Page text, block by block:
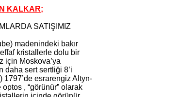
KALKAR;
SATIŞIMIZ
madenindeki bakır
kristallerle dolu bir
için Moskova’ya
daha sert sertliği 8’i
1797’de esrarengiz Altyn-
, “görünür” olarak